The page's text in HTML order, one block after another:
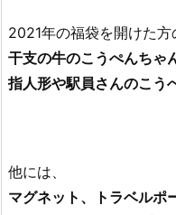
2021年の福袋を開けた方
干支の牛のこうぺんちゃ
指人形や駅員さんのこう
他には、
マグネット、トラベルポ